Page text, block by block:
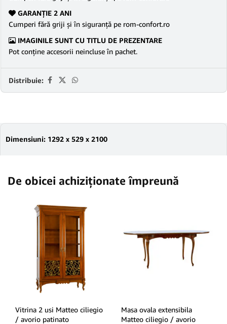
GARANŢIE 2 ANI
Cumperi fără griji şi în siguranţă pe rom-confort.ro
IMAGINILE SUNT CU TITLU DE PREZENTARE
Pot conține accesorii neincluse în pachet.
Distribuie:
Dimensiuni: 1292 x 529 x 2100
De obicei achiziționate împreună
Vitrina 2 usi Matteo ciliegio
/ avorio patinato
Masa ovala extensibila
Matteo ciliegio / avorio